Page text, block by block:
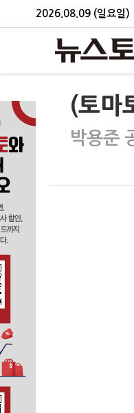
2026.08.09 (일요일)
(토마
박용준